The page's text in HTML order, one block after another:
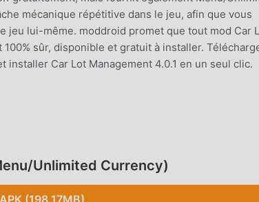
mécanique répétitive dans le jeu, afin que vous
lui-même. moddroid promet que tout mod Car
sûr, disponible et gratuit à installer.
Car Lot Management 4.0.1 en un seul clic.
gameplay unique lui a permis de gagner un grand
simulation traditionnels, dans Car Lot Management ,
facilement démarrer tout le jeu et profiter de la
4.0.1. Dans le même temps, moddroid a
Unlimited Currency)
(198.17MB)